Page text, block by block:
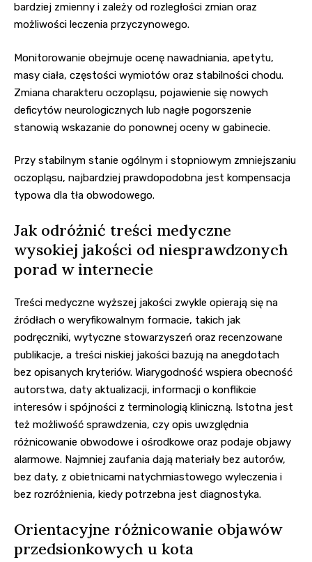
bardziej zmienny i zależy od rozległości zmian oraz
możliwości leczenia przyczynowego.
Monitorowanie obejmuje ocenę nawadniania, apetytu,
masy ciała, częstości wymiotów oraz stabilności chodu.
Zmiana charakteru oczopląsu, pojawienie się nowych
deficytów neurologicznych lub nagłe pogorszenie
stanowią wskazanie do ponownej oceny w gabinecie.
Przy stabilnym stanie ogólnym i stopniowym zmniejszaniu
oczopląsu, najbardziej prawdopodobna jest kompensacja
typowa dla tła obwodowego.
Jak odróżnić treści medyczne
wysokiej jakości od niesprawdzonych
porad w internecie
Treści medyczne wyższej jakości zwykle opierają się na
źródłach o weryfikowalnym formacie, takich jak
podręczniki, wytyczne stowarzyszeń oraz recenzowane
publikacje, a treści niskiej jakości bazują na anegdotach
bez opisanych kryteriów. Wiarygodność wspiera obecność
autorstwa, daty aktualizacji, informacji o konflikcie
interesów i spójności z terminologią kliniczną. Istotna jest
też możliwość sprawdzenia, czy opis uwzględnia
różnicowanie obwodowe i ośrodkowe oraz podaje objawy
alarmowe. Najmniej zaufania dają materiały bez autorów,
bez daty, z obietnicami natychmiastowego wyleczenia i
bez rozróżnienia, kiedy potrzebna jest diagnostyka.
Orientacyjne różnicowanie objawów
przedsionkowych u kota